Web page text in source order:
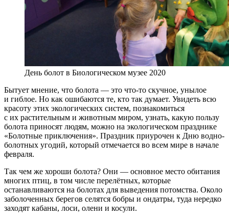
День болот в Биологическом музее 2020
Бытует мнение, что болота — это что-то скучное, унылое
и гиблое. Но как ошибаются те, кто так думает. Увидеть всю
красоту этих экологических систем, познакомиться
с их растительным и животным миром, узнать, какую пользу
болота приносят людям, можно на экологическом празднике
«Болотные приключения». Праздник приурочен к Дню водно-
болотных угодий, который отмечается во всем мире в начале
февраля.
Так чем же хороши болота? Они — основное место обитания
многих птиц, в том числе перелётных, которые
останавливаются на болотах для выведения потомства. Около
заболоченных берегов селятся бобры и ондатры, туда нередко
заходят кабаны, лоси, олени и косули.